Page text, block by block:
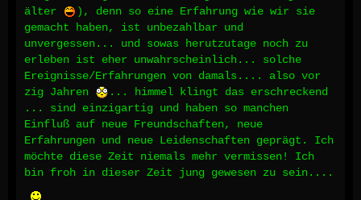
älter
), denn so eine Erfahrung wie wir sie
gemacht haben, ist unbezahlbar und
unvergessen... und sowas herutzutage noch zu
erleben ist eher unwahrscheinlich... solche
Ereignisse/Erfahrungen von damals.... also vor
zig Jahren
... himmel klingt das erschreckend
... sind einzigartig und haben so manchen
Einfluß auf neue Freundschaften, neue
Erfahrungen und neue Leidenschaften geprägt. Ich
möchte diese Zeit niemals mehr vermissen! Ich
bin froh in dieser Zeit jung gewesen zu sein....